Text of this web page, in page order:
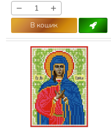
− +
В кошик